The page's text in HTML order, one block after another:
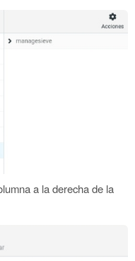
a la derecha de la